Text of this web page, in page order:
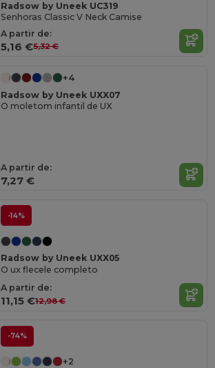
Radsow by Uneek UC319
Senhoras Classic V Neck Camise
A partir de:
5,16 €5,32 €
+4
Radsow by Uneek UXX07
O moletom infantil de UX
A partir de:
7,27 €
-14%
Radsow by Uneek UXX05
O ux flecele completo
A partir de:
11,15 €12,98 €
-74%
+2